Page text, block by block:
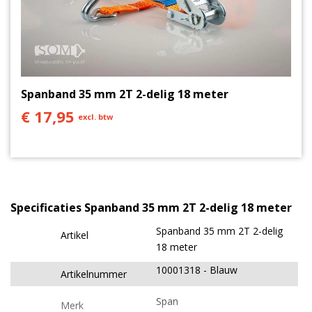
Spanband 35 mm 2T 2-delig 18 meter
€ 17,95 excl. btw
Specificaties Spanband 35 mm 2T 2-delig 18 meter
Artikel
Spanband 35 mm 2T 2-delig
18 meter
Artikelnummer 10001318 Blauw
Merk Span